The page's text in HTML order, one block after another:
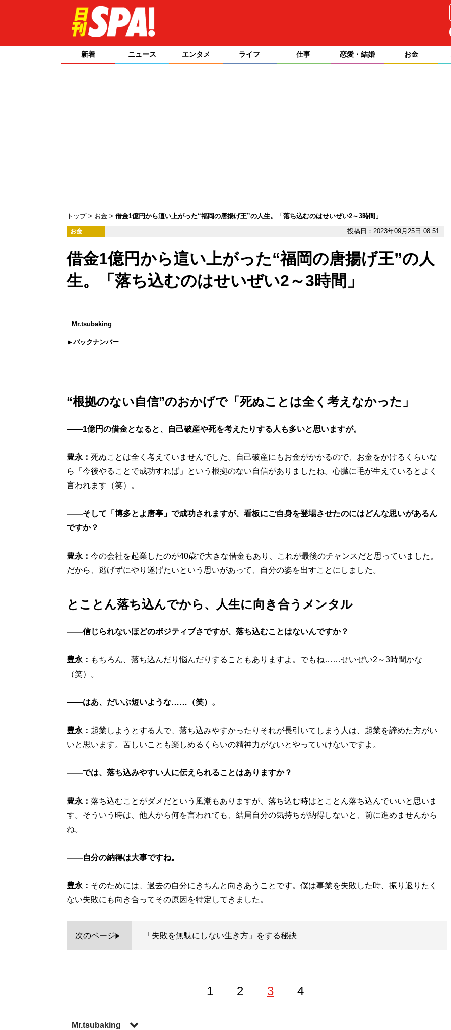
新着 ニュース エンタメ ライフ 仕事 恋愛・結婚 お金
トップ お金 借金1億円から這い上がった“福岡の唐揚げ王”の人生。「落ち込むのはせいぜい2～3時間」
お金 投稿日：2023年09月25日 08:51
借金1億円から這い上がった“福岡の唐揚げ王”の人
生。「落ち込むのはせいぜい2～3時間」
Mr.tsubaking
バックナンバー
“根拠のない自信”のおかげで「死ぬことは全く考えなかった」
――1億円の借金となると、自己破産や死を考えたりする人も多いと思いますが。
豊永： 死ぬことは全く考えていませんでした。自己破産にもお金がかかるので、お金をかけるくらいな
ら「今後やることで成功すれば」という根拠のない自信がありましたね。心臓に毛が生えているとよく
言われます（笑）。
――そして「博多とよ唐亭」で成功されますが、看板にご自身を登場させたのにはどんな思いがあるん
ですか？
豊永： 今の会社を起業したのが40歳で大きな借金もあり、これが最後のチャンスだと思っていました。
だから、逃げずにやり遂げたいという思いがあって、自分の姿を出すことにしました。
とことん落ち込んでから、人生に向き合うメンタル
――信じられないほどのポジティブさですが、落ち込むことはないんですか？
豊永： もちろん、落ち込んだり悩んだりすることもありますよ。でもね……せいぜい2～3時間かな
（笑）。
――はあ、だいぶ短いような……（笑）。
豊永： 起業しようとする人で、落ち込みやすかったりそれが長引いてしまう人は、起業を諦めた方がい
いと思います。苦しいことも楽しめるくらいの精神力がないとやっていけないですよ。
――では、落ち込みやすい人に伝えられることはありますか？
豊永： 落ち込むことがダメだという風潮もありますが、落ち込む時はとことん落ち込んでいいと思いま
す。そういう時は、他人から何を言われても、結局自分の気持ちが納得しないと、前に進めませんから
ね。
――自分の納得は大事ですね。
豊永： そのためには、過去の自分にきちんと向きあうことです。僕は事業を失敗した時、振り返りたく
ない失敗にも向き合ってその原因を特定してきました。
次のページ 「失敗を無駄にしない生き方」をする秘訣
1 2 3 4
Mr.tsubaking